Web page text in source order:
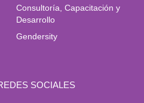
Consultoría, Capacitación y
Desarrollo
Gendersity
SOCIALES